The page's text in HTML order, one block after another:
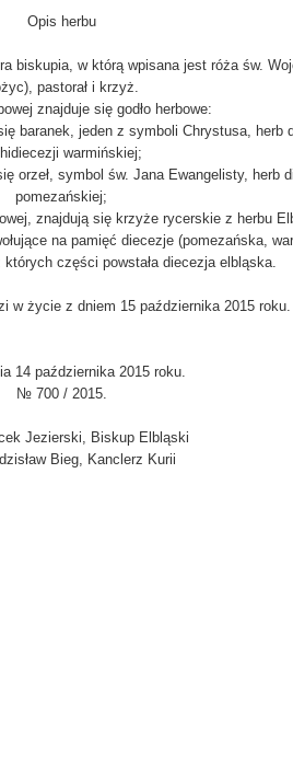
Opis herbu
biskupia, w którą wpisana jest róża św.
pastorał i krzyż.
znajduje się godło herbowe:
baranek, jeden z symboli Chrystusa, herb
warmińskiej;
orzeł, symbol św. Jana Ewangelisty, herb
pomezańskiej;
znajdują się krzyże rycerskie z herbu
na pamięć diecezje (pomezańska,
których części powstała diecezja elbląska.
w życie z dniem 15 października 2015 roku.
14 października 2015 roku.
№ 700 / 2015.
Jezierski, Biskup Elbląski
Bieg, Kanclerz Kurii